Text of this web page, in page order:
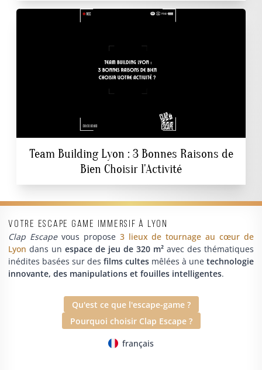
Team Building Lyon : 3 Bonnes Raisons de
Bien Choisir l'Activité
Votre escape game immersif à Lyon
Clap Escapevous propose 3 lieux de tournage au cœur de
Lyon dans un espace de jeu de 320 m² avec des thématiques
inédites basées sur des films cultes mêlées à une technologie
innovante, des manipulations et fouilles intelligentes.
Qu'est ce que l'escape-game ?
Pourquoi choisir Clap Escape ?
français